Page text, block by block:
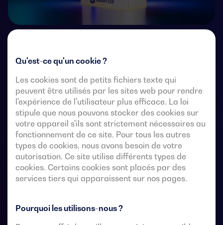
Qu'est-ce qu'un cookie ?
Les cookies sont de petits fichiers texte qui
peuvent être utilisés par les sites web pour rendre
l'expérience de l'utilisateur plus efficace. La loi
stipule que nous pouvons stocker des cookies sur
votre appareil s'ils sont strictement nécessaires au
fonctionnement de ce site. Pour tous les autres
types de cookies, nous avons besoin de votre
autorisation. Ce site utilise différents types de
cookies. Certains cookies sont placés par des
services tiers qui apparaissent sur nos pages.
Pourquoi les utilisons-nous ?
avec une coupure entièrement apparente. Ils
triphasées par l’intermédiaire de contacts à distance
exempts de tension, à partir d’un contrôleur
automatique externe, utilisant une logique d’impulsions
ou un interrupteur.
Ils sont conçus pour être utilisés dans des systèmes
d’alimentation à basse tension où une interruption de
l’alimentation de la charge est acceptable pendant le
transfert.